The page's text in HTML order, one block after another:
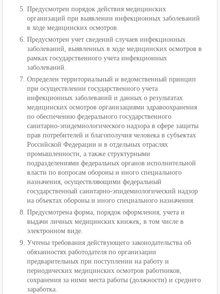
Предусмотрен порядок действия медицинских
организаций при выявлении инфекционных заболеваний
в ходе медицинских осмотров.
Предусмотрен учет сведений случаев инфекционных
заболеваний, выявленных в ходе медицинских осмотров в
рамках государственного учета инфекционных
заболеваний.
Определен территориальный и ведомственный принцип
при осуществлении государственного учета
инфекционных заболеваний и данных о результатах
медицинских осмотров организациями здравоохранения
по обеспечению федерального государственного
санитарно-эпидемиологического надзора в сфере защиты
прав потребителей и благополучия человека в субъектах
Российской Федерации и в отдельных отраслях
промышленности, а также структурными
подразделениями федеральных органов исполнительной
власти по вопросам обороны и иного специального
назначения, осуществляющими федеральный
государственный санитарно-эпидемиологический надзор
на объектах обороны и иного специального назначения.
Предусмотрена форма, порядок оформления, учета и
выдачи личных медицинских книжек, в том числе в
электронном виде.
Учтены требования действующего законодательства об
обязанностях работодателя по организации
предварительных при поступлении на работу и
периодических медицинских осмотров работников,
сохранения за ними места работы (должности) и среднего
заработка.